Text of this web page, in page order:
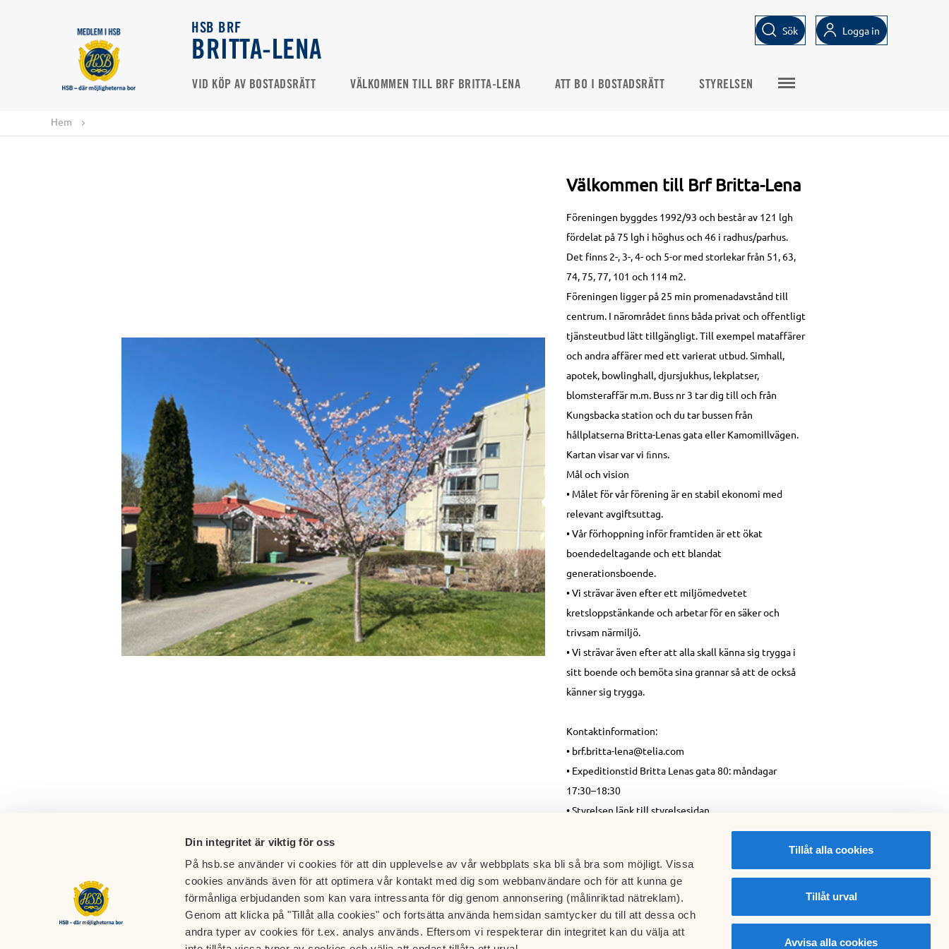
Din integritet är viktig för oss
På hsb.se använder vi cookies för att din upplevelse av vår webbplats ska bli så bra som möjligt. Vissa
cookies används även för att optimera vår kontakt med dig som webbanvändare och för att kunna ge
förmånliga erbjudanden som kan vara intressanta för dig genom annonsering (målinriktad nätreklam).
Genom att klicka på "Tillåt alla cookies" och fortsätta använda hemsidan samtycker du till att dessa och
andra typer av cookies för t.ex. analys används. Eftersom vi respekterar din integritet kan du välja att
Tillåt alla cookies
Tillåt urval
Avvisa alla cookies
HSB BRF
BRITTA-LENA
Sök Logga in
VID KÖP AV BOSTADSRÄTT VÄLKOMMEN TILL BRF BRITTA-LENA ATT BO I BOSTADSRÄTT STYRELSEN
Hem
Välkommen till Brf Britta-Lena
Föreningen byggdes 1992/93 och består av 121 lgh
fördelat på 75 lgh i höghus och 46 i radhus/parhus.
Det finns 2-, 3-, 4- och 5-or med storlekar från 51, 63,
74, 75, 77, 101 och 114 m2.
Föreningen ligger på 25 min promenadavstånd till
centrum. I närområdet ﬁnns båda privat och offentligt
tjänsteutbud lätt tillgängligt. Till exempel mataffärer
och andra affärer med ett varierat utbud. Simhall,
apotek, bowlinghall, djursjukhus, lekplatser,
blomsteraffär m.m. Buss nr 3 tar dig till och från
Kungsbacka station och du tar bussen från
hållplatserna Britta-Lenas gata eller Kamomillvägen.
Kartan visar var vi ﬁnns.
Mål och vision
• Målet för vår förening är en stabil ekonomi med
relevant avgiftsuttag.
• Vår förhoppning inför framtiden är ett ökat
boendedeltagande och ett blandat
generationsboende.
• Vi strävar även efter ett miljömedvetet
kretsloppstänkande och arbetar för en säker och
trivsam närmiljö.
• Vi strävar även efter att alla skall känna sig trygga i
sitt boende och bemöta sina grannar så att de också
känner sig trygga.
Kontaktinformation:
• brf.britta-lena@telia.com
• Expeditionstid Britta Lenas gata 80: måndagar
17:30–18:30
• Styrelsen länk till styrelsesidan